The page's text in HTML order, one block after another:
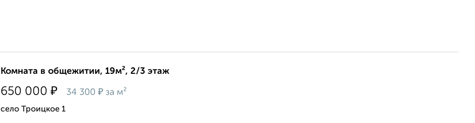
Комната в общежитии, 19м², 2/3 этаж
650 000 ₽ 34 300 ₽ за м²
село Троицкое 1